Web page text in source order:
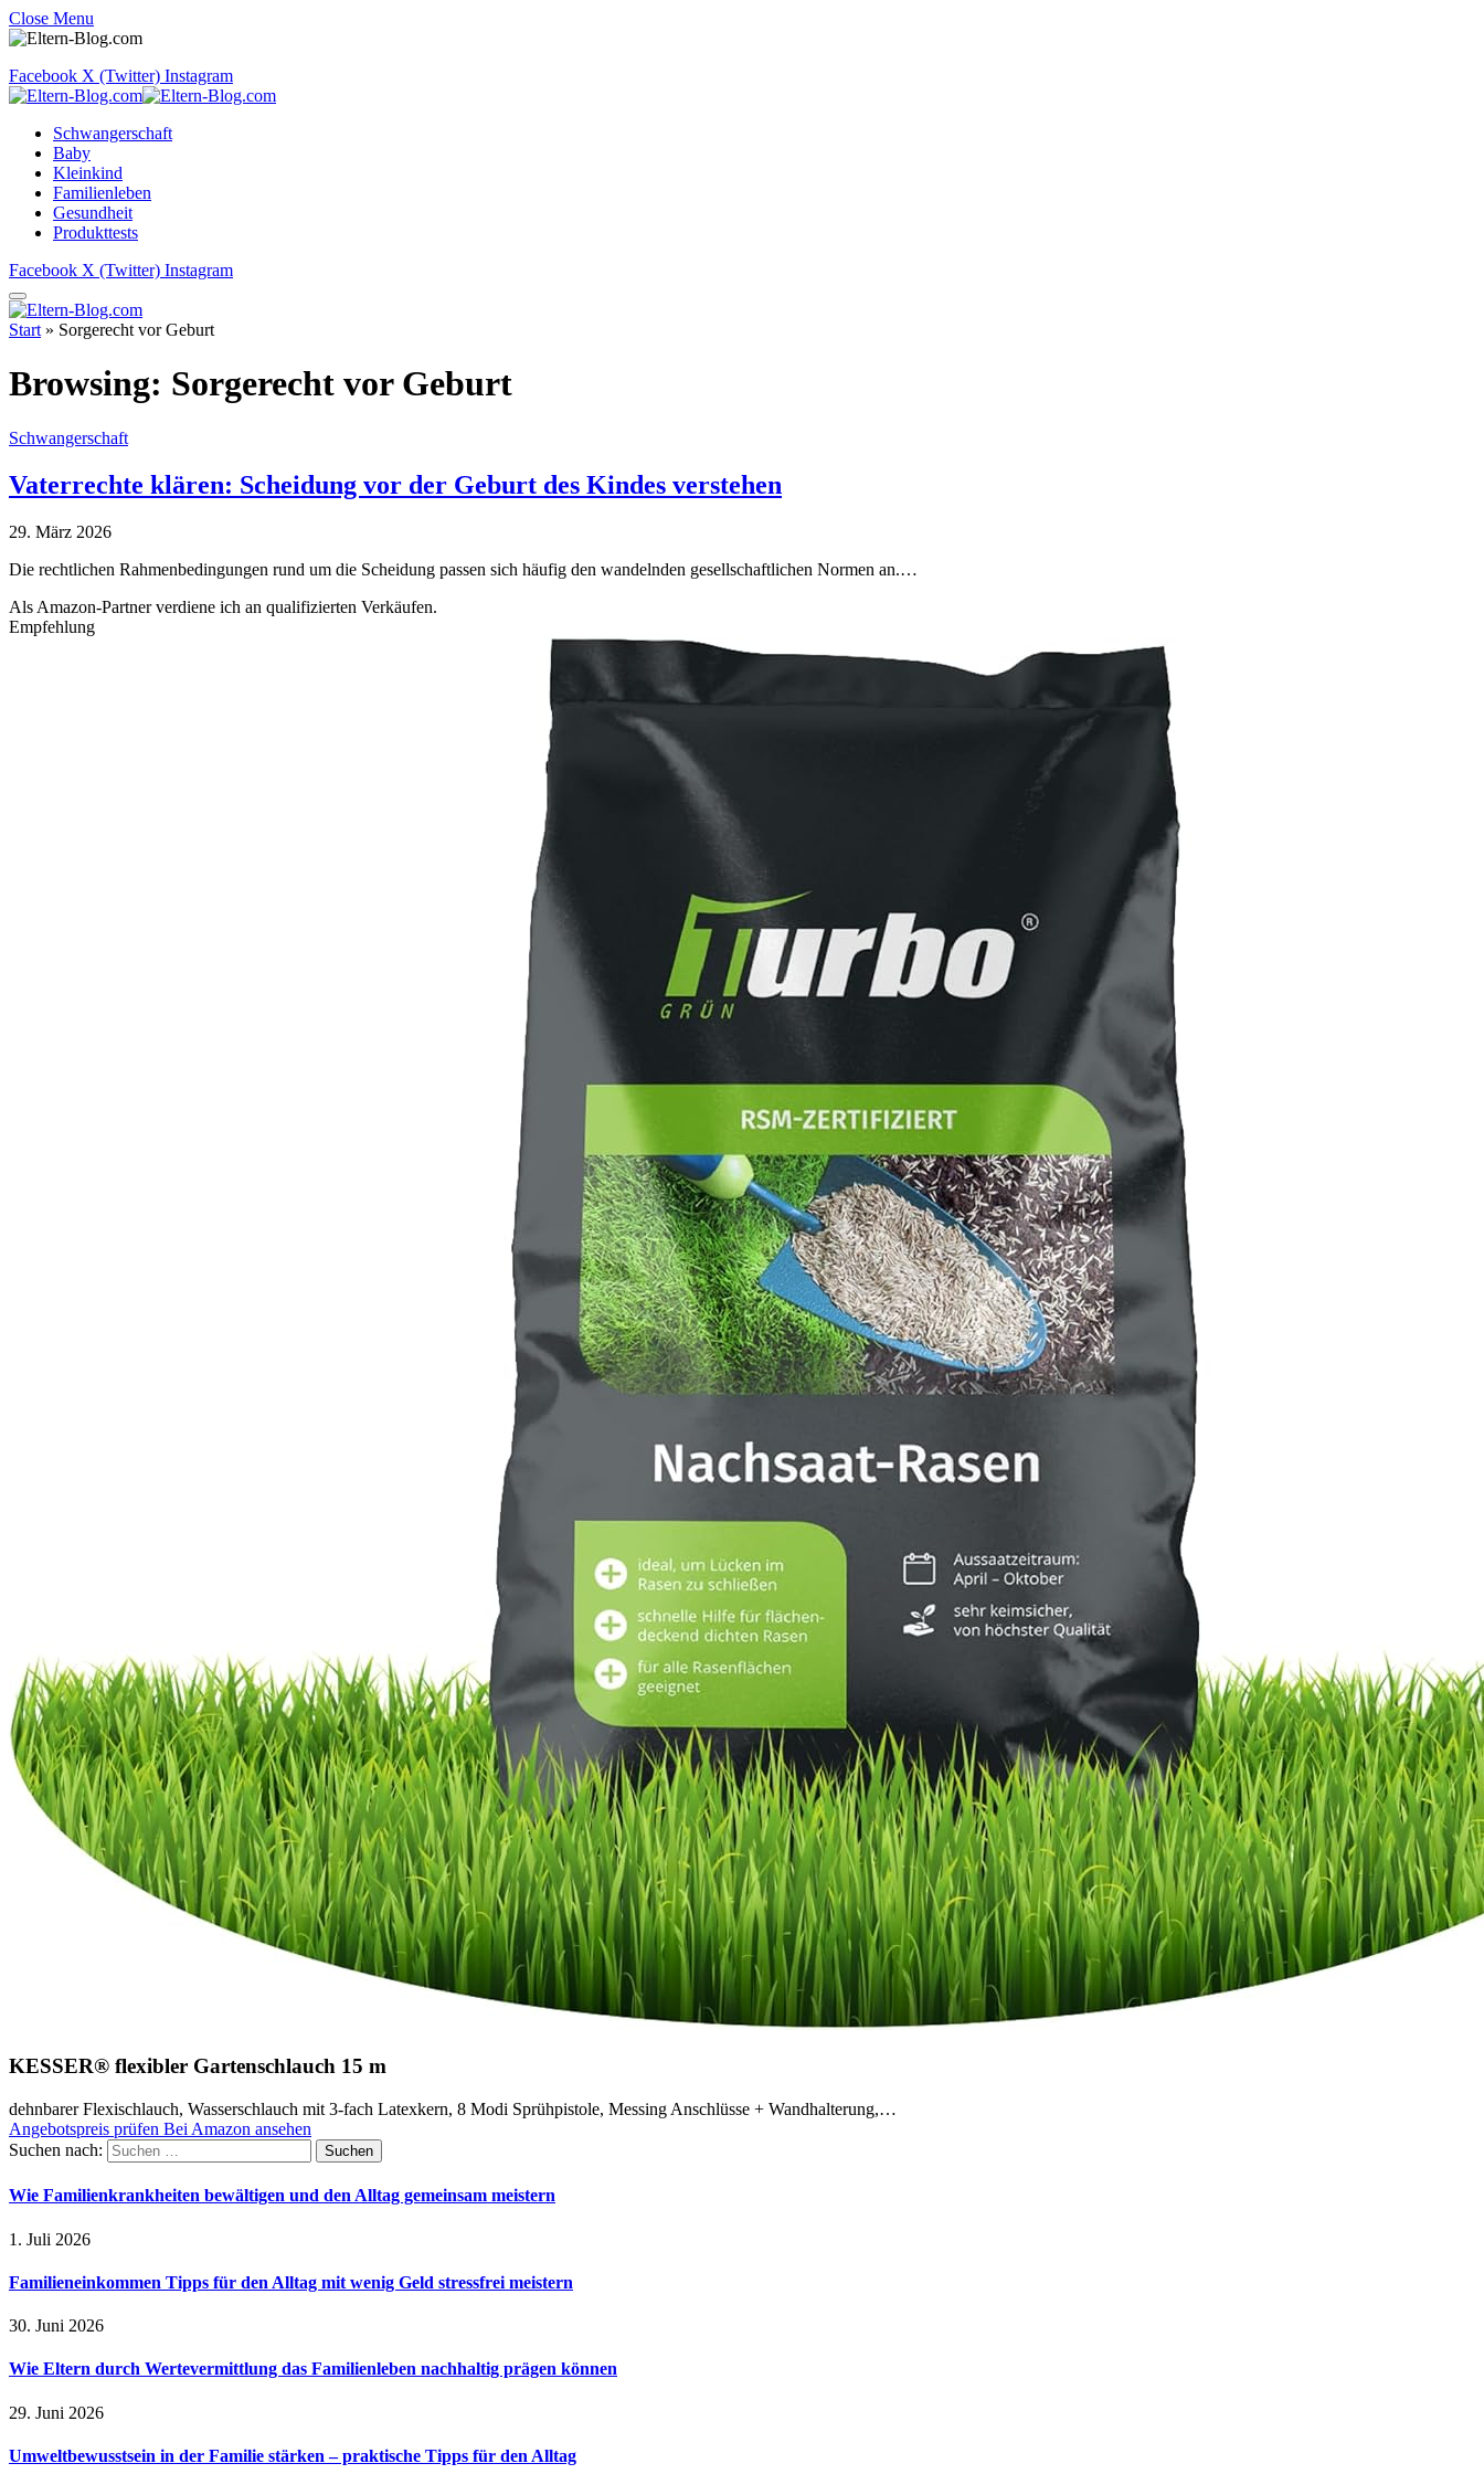
Close Menu
Facebook X (Twitter) Instagram
Schwangerschaft
Baby
Kleinkind
Familienleben
Gesundheit
Produkttests
Facebook X (Twitter) Instagram
Start » Sorgerecht vor Geburt
Browsing: Sorgerecht vor Geburt
Schwangerschaft
Vaterrechte klären: Scheidung vor der Geburt des Kindes verstehen
29. März 2026
Die rechtlichen Rahmenbedingungen rund um die Scheidung passen sich häufig den wandelnden gesellschaftlichen Normen an.…
Als Amazon-Partner verdiene ich an qualifizierten Verkäufen.
Empfehlung
KESSER® flexibler Gartenschlauch 15 m
dehnbarer Flexischlauch, Wasserschlauch mit 3-fach Latexkern, 8 Modi Sprühpistole, Messing Anschlüsse + Wandhalterung,…
Angebotspreis prüfen Bei Amazon ansehen
Suchen nach:
Wie Familienkrankheiten bewältigen und den Alltag gemeinsam meistern
1. Juli 2026
Familieneinkommen Tipps für den Alltag mit wenig Geld stressfrei meistern
30. Juni 2026
Wie Eltern durch Wertevermittlung das Familienleben nachhaltig prägen können
29. Juni 2026
Umweltbewusstsein in der Familie stärken – praktische Tipps für den Alltag